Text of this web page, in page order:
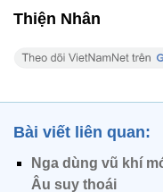
Thiện Nhân
Bài viết liên quan:
Nga dùng vũ khí
Âu suy thoái